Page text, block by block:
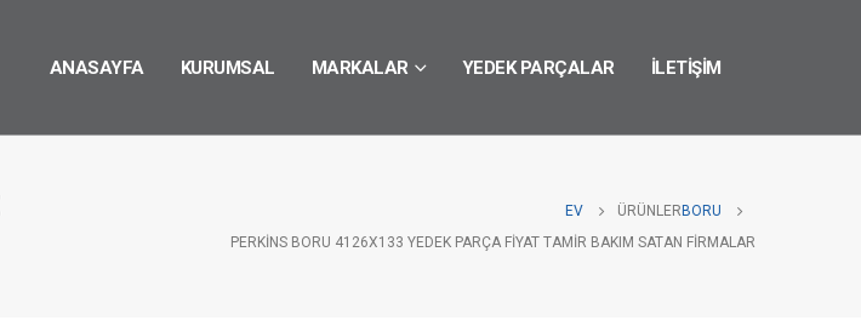
ANASAYFA KURUMSAL MARKALAR YEDEK PARÇALAR İLETIŞIM
EV ÜRÜNLER BORU
PERKINS BORU 4126X133 YEDEK PARÇA FIYAT TAMIR BAKIM SATAN FIRMALAR